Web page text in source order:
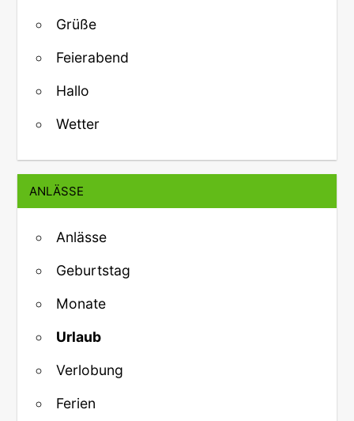
Grüße
Feierabend
Hallo
Wetter
ANLÄSSE
Anlässe
Geburtstag
Monate
Urlaub
Verlobung
Ferien